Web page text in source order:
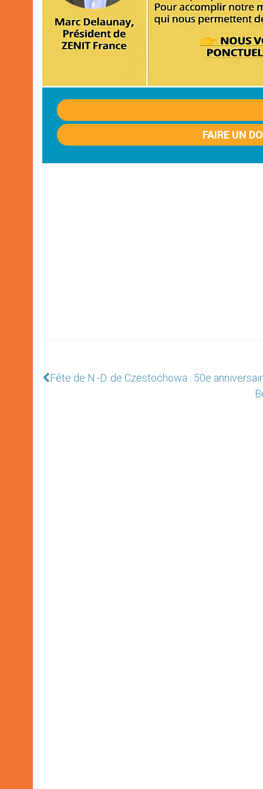
FAIRE UN
Fête de N.-D. de Czestochowa : 50e